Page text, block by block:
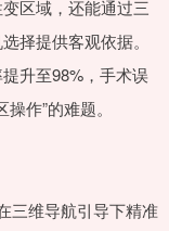
区域，还能通过三
择提供客观依据。
升至98%，手术误
作”的难题。
三维导航引导下精准